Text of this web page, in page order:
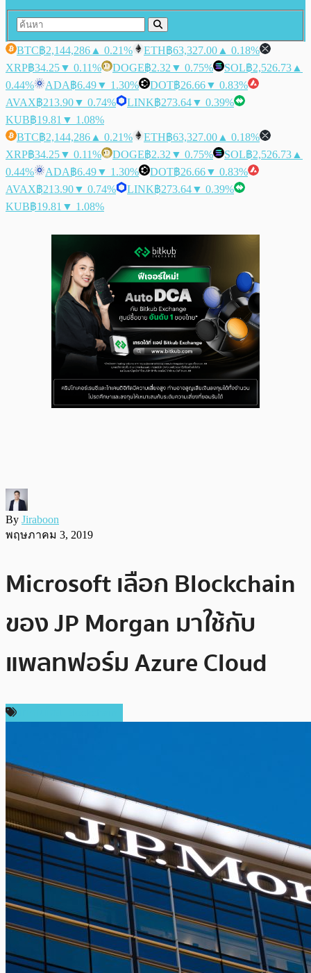
BTC฿2,144,286 ▲ 0.21% ETH฿63,327.00 ▲ 0.18%
XRP฿34.25▼ 0.11% DOGE฿2.32 ▼ 0.75% SOL฿2,526.73 ▲
0.44%
ADA฿6.49▼ 1.30% DOT฿26.66▼ 0.83%
AVAX฿213.90▼ 0.74% LINK฿273.64▼ 0.39%
KUB฿19.81 ▼ 1.08%
BTC฿2,144,286 ▲ 0.21% ETH฿63,327.00 ▲ 0.18%
XRP฿34.25▼ 0.11% DOGE฿2.32 ▼ 0.75% SOL฿2,526.73 ▲
0.44%
ADA฿6.49▼ 1.30% DOT฿26.66▼ 0.83%
AVAX฿213.90▼ 0.74% LINK฿273.64▼ 0.39%
KUB฿19.81 ▼ 1.08%
By Jiraboon
พฤษภาคม 3, 2019
Microsoft เลือก Blockchain
ของ JP Morgan มาใช้กับ
แพลทฟอร์ม Azure Cloud